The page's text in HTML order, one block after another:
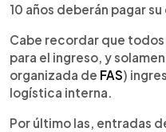
10 años deberán pagar
Cabe recordar que
para el ingreso, y
organizada de FAS)
logística interna.
Por último las, entradas